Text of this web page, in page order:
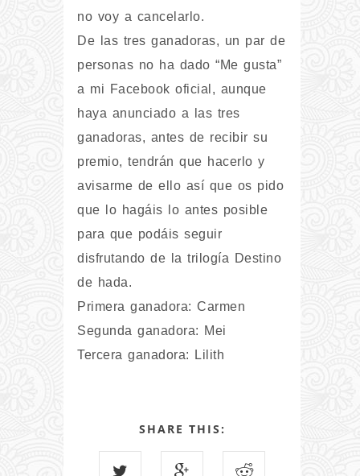
no voy a cancelarlo.
De las tres ganadoras, un par de
personas no ha dado “Me gusta”
a mi Facebook oficial, aunque
haya anunciado a las tres
ganadoras, antes de recibir su
premio, tendrán que hacerlo y
avisarme de ello así que os pido
que lo hagáis lo antes posible
para que podáis seguir
disfrutando de la trilogía Destino
de hada.
Primera ganadora: Carmen
Segunda ganadora: Mei
Tercera ganadora: Lilith
SHARE THIS: